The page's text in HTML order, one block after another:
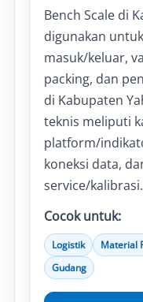
Bench Scale di
digunakan
masuk/keluar,
packing, dan
di Kabupaten
teknis meliputi
platform/
koneksi data,
service/kalibrasi.
Cocok untuk:
Logistik Material
Gudang